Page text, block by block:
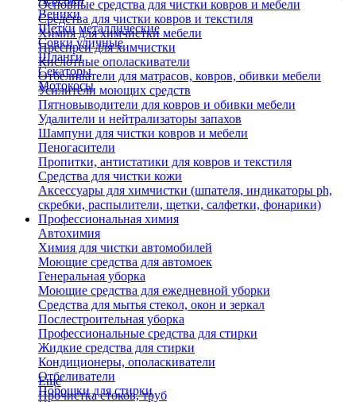
Веники
Щетки металлические
Совки уличные
Шланги
Секаторы
Мотокосы
Основные средства для чистки ковров и мебели
Средства для чистки ковров и текстиля
Химия для химчистки мебели
Преспреи для химчистки
Кислотные ополаскиватели
Отбеливатели для матрасов, ковров, обивки мебели
Усилители моющих средств
Пятновыводители для ковров и обивки мебели
Удалители и нейтрализаторы запахов
Шампуни для чистки ковров и мебели
Пеногасители
Пропитки, антистатики для ковров и текстиля
Средства для чистки кожи
Аксессуары для химчистки (шпателя, индикаторы ph,
скребки, распылители, щетки, салфетки, фонарики)
Профессиональная химия
Автохимия
Химия для чистки автомобилей
Моющие средства для автомоек
Генеральная уборка
Моющие средства для ежедневной уборки
Средства для мытья стекол, окон и зеркал
Послестроительная уборка
Профессиональные средства для стирки
Жидкие средства для стирки
Кондиционеры, ополаскиватели
Отбеливатели
Порошки для стирки
Еще
Прочистка стоков, труб